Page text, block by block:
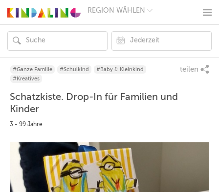
REGION WÄHLEN
MÜNCHEN
HAMBURG
FRANKFURT
KÖLN
DÜSSELDORF
HANNOVER
ZÜRICH
ANDERE
REGIONEN
#Ganze Familie #Schulkind
#Baby & Kleinkind
#Kreatives
teilen
Schatzkiste. Drop-In für Familien und
Kinder
3 - 99 Jahre